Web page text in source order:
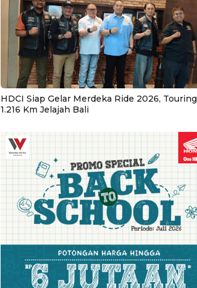
HDCI Siap Gelar Merdeka Ride 2026, Touring
1.216 Km Jelajah Bali